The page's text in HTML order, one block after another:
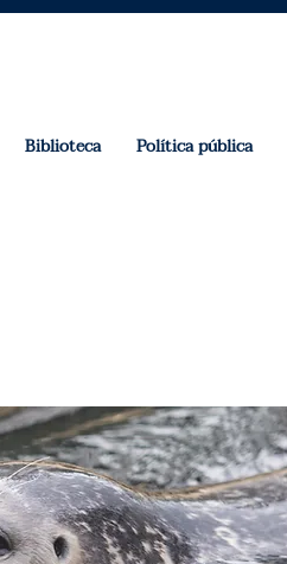
Biblioteca Política pública